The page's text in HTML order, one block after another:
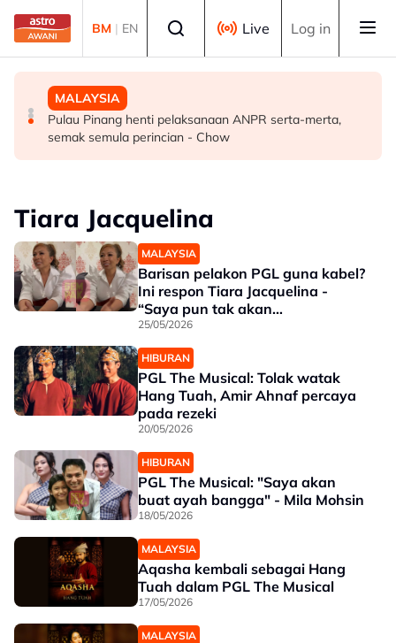
Skip to main content
BM | EN Live Log in
DUNIA
Syarikat Minyak Nasional Abu Dhabi terkena serangan
peluru berpandu di Selat Hormuz
SUKAN
Hakim Danish kekal bersama MSi Racing Team musim
depan
MALAYSIA
Pulau Pinang henti pelaksanaan ANPR serta-merta,
semak semula perincian - Chow
Tiara Jacquelina
MALAYSIA
Barisan pelakon PGL guna kabel?
Ini respon Tiara Jacquelina -
“Saya pun tak akan
membuang…”
25/05/2026
HIBURAN
PGL The Musical: Tolak watak
Hang Tuah, Amir Ahnaf percaya
pada rezeki
20/05/2026
HIBURAN
PGL The Musical: "Saya akan
buat ayah bangga" - Mila Mohsin
18/05/2026
MALAYSIA
Aqasha kembali sebagai Hang
Tuah dalam PGL The Musical
17/05/2026
MALAYSIA